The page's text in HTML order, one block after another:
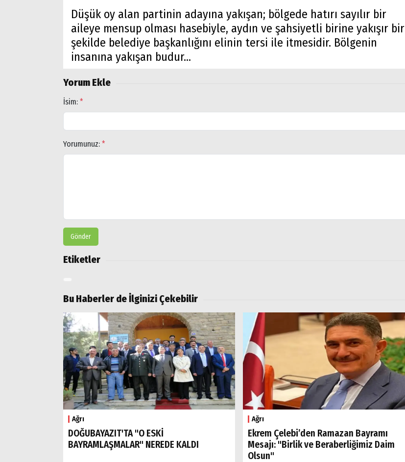
Düşük oy alan partinin adayına yakışan; bölgede hatırı sayılır bir
aileye mensup olması hasebiyle, aydın ve şahsiyetli birine yakışır bir
şekilde belediye başkanlığını elinin tersi ile itmesidir. Bölgenin
insanına yakışan budur…
Yorum Ekle
İsim: *
Yorumunuz: *
Gönder
Etiketler
Bu Haberler de İlginizi Çekebilir
Ağrı
DOĞUBAYAZIT'TA "O ESKİ
BAYRAMLAŞMALAR" NEREDE KALDI
Ağrı
Ekrem Çelebi’den Ramazan Bayramı
Mesajı: "Birlik ve Beraberliğimiz Daim
Olsun"